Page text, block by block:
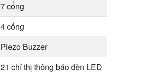
7 cổng
4 cổng
Piezo Buzzer
21 chỉ thị thông báo đèn LED